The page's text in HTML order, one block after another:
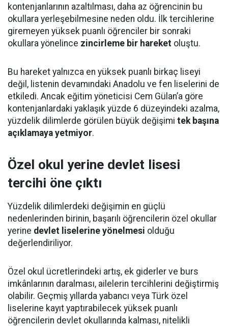
kontenjanlarının azaltılması, daha az öğrencinin bu
okullara yerleşebilmesine neden oldu. İlk tercihlerine
giremeyen yüksek puanlı öğrenciler bir sonraki
okullara yönelince zincirleme bir hareket oluştu.
Bu hareket yalnızca en yüksek puanlı birkaç liseyi
değil, listenin devamındaki Anadolu ve fen liselerini de
etkiledi. Ancak eğitim yöneticisi Cem Gülan’a göre
kontenjanlardaki yaklaşık yüzde 6 düzeyindeki azalma,
yüzdelik dilimlerde görülen büyük değişimi tek başına
açıklamaya yetmiyor.
Özel okul yerine devlet lisesi
tercihi öne çıktı
Yüzdelik dilimlerdeki değişimin en güçlü
nedenlerinden birinin, başarılı öğrencilerin özel okullar
yerine devlet liselerine yönelmesi olduğu
değerlendiriliyor.
Özel okul ücretlerindeki artış, ek giderler ve burs
imkânlarının daralması, ailelerin tercihlerini değiştirmiş
olabilir. Geçmiş yıllarda yabancı veya Türk özel
liselerine kayıt yaptırabilecek yüksek puanlı
öğrencilerin devlet okullarında kalması, nitelikli